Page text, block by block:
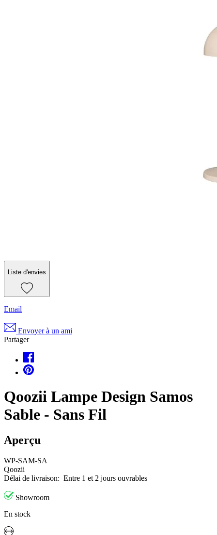
Liste d'envies
Email
Envoyer à un ami
Partager
Qoozii Lampe Design Samos
Sable - Sans Fil
Aperçu
WP-SAM-SA
Qoozii
Délai de livraison: Entre 1 et 2 jours ouvrables
Showroom
En stock